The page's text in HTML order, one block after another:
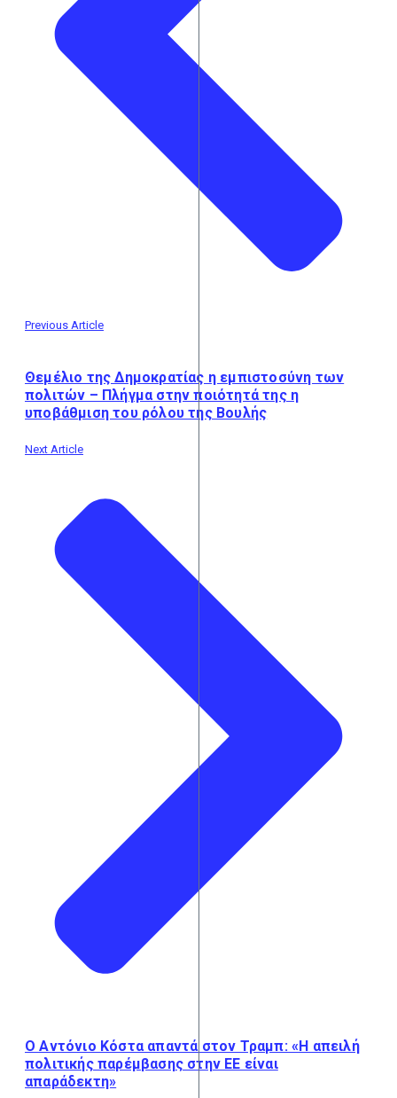
Previous Article
Θεμέλιο της Δημοκρατίας η εμπιστοσύνη των
πολιτών – Πλήγμα στην ποιότητά της η
υποβάθμιση του ρόλου της Βουλής
Next Article
Ο Αντόνιο Κόστα απαντά στον Τραμπ: «Η απειλή
πολιτικής παρέμβασης στην ΕΕ είναι
απαράδεκτη»